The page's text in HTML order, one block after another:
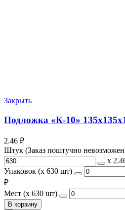
Закрыть
Подложка «К-10»
2.46 ₽
Штук (Заказ поштучно
х
Упаковок (x 630 шт)
₽
Мест (x 630 шт)
В корзину